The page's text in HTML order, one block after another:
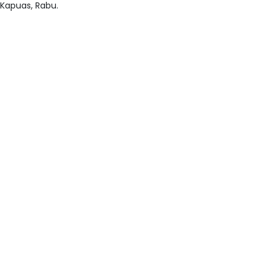
Kapuas, Rabu.